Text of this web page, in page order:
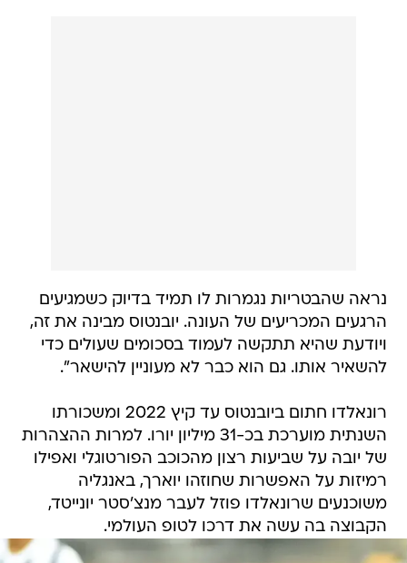
נראה שהבטריות נגמרות לו תמיד בדיוק כשמגיעים
הרגעים המכריעים של העונה. יובנטוס מבינה את זה,
ויודעת שהיא תתקשה לעמוד בסכומים שעולים כדי
להשאיר אותו. גם הוא כבר לא מעוניין להישאר".
רונאלדו חתום ביובנטוס עד קיץ 2022 ומשכורתו
השנתית מוערכת בכ-31 מיליון יורו. למרות ההצהרות
של יובה על שביעות רצון מהכוכב הפורטוגלי ואפילו
רמיזות על האפשרות שחוזהו יוארך, באנגליה
משוכנעים שרונאלדו פוזל לעבר מנצ'סטר יונייטד,
הקבוצה בה עשה את דרכו לטופ העולמי.